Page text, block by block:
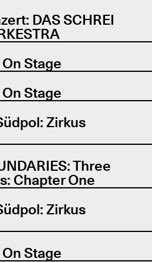
DAS SCHREI
Stage
Stage
Zirkus
Three
Chapter One
Zirkus
Stage